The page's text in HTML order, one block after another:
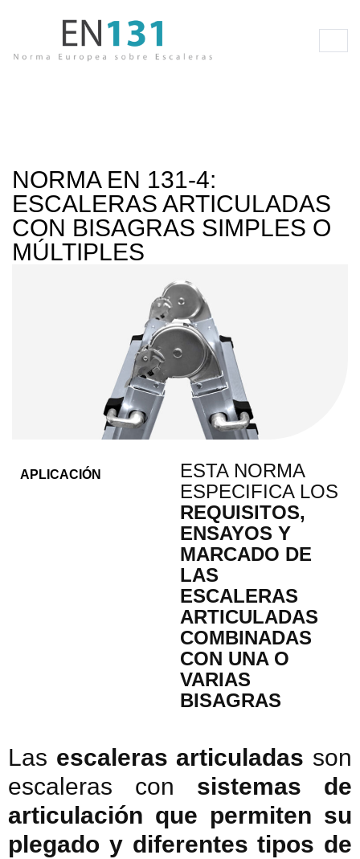
NORMA EN 131-4:
ESCALERAS ARTICULADAS
CON BISAGRAS SIMPLES O
MÚLTIPLES
APLICACIÓN
ESTA NORMA
ESPECIFICA LOS
REQUISITOS,
ENSAYOS Y
MARCADO DE
LAS
ESCALERAS
ARTICULADAS
COMBINADAS
CON UNA O
VARIAS
BISAGRAS
Las escaleras articuladas son
escaleras con sistemas de
articulación que permiten su
plegado y diferentes tipos de